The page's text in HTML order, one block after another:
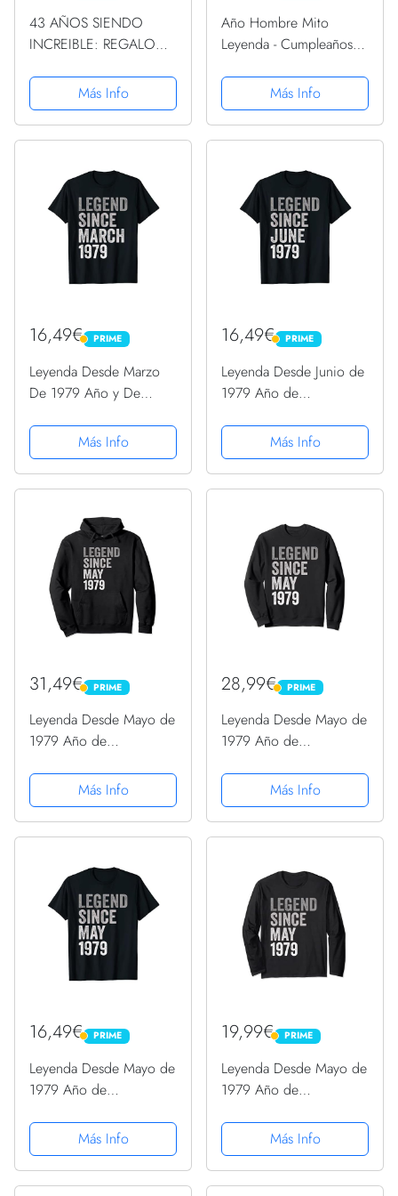
43 AÑOS SIENDO
INCREIBLE: REGALO
AÑOS DE
CUMPLEAÑOS
ORIGINAL Y DIVERTIDO
APUNTES O AGENDA,
DIARIO, LEBRETA DE
NOTAS..
Más Info
Año Hombre Mito
Leyenda - Cumpleaños
Manga LargaMás Info
16,49€ PRIME
PRIME
Leyenda Desde Marzo
De 1979 Año y De
CamisetaMás Info
16,49€ PRIME
PRIME
Leyenda Desde Junio de
1979 Año de
Más Info
31,49€ PRIME
PRIME
Leyenda Desde Mayo de
1979 Año de
con Capucha
Más Info
28,99€ PRIME
PRIME
Leyenda Desde Mayo de
1979 Año de
Más Info
16,49€ PRIME
PRIME
Leyenda Desde Mayo de
1979 Año de
Más Info
19,99€ PRIME
PRIME
Leyenda Desde Mayo de
1979 Año de
Larga
Más Info